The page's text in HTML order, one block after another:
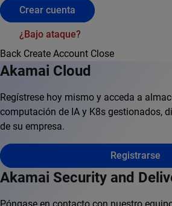
Crear cuenta
¿Bajo ataque?
Back Create Account Close
Akamai Cloud
Regístrese hoy mismo y acceda a
computación de IA y K8s gestionados,
de su empresa.
Registrarse
Akamai Security and